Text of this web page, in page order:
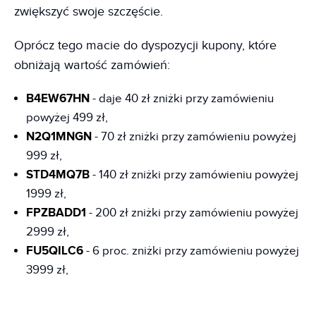
zwiększyć swoje szczęście.
Oprócz tego macie do dyspozycji kupony, które
obniżają wartość zamówień:
B4EW67HN - daje 40 zł zniżki przy zamówieniu
powyżej 499 zł,
N2Q1MNGN - 70 zł zniżki przy zamówieniu powyżej
999 zł,
STD4MQ7B - 140 zł zniżki przy zamówieniu powyżej
1999 zł,
FPZBADD1 - 200 zł zniżki przy zamówieniu powyżej
2999 zł,
FU5QILC6 - 6 proc. zniżki przy zamówieniu powyżej
3999 zł,